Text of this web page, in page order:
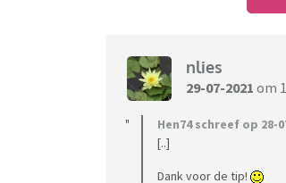
nlies
29-07-2021 om
Hen74 schreef op 28-
[..]
Dank voor de tip!